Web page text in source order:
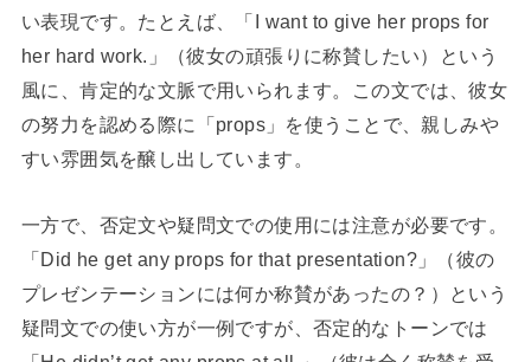
い表現です。たとえば、「I want to give her props for
her hard work.」（彼女の頑張りに称賛したい）という
風に、肯定的な文脈で用いられます。この文では、彼女
の努力を認める際に「props」を使うことで、親しみや
すい雰囲気を醸し出しています。
一方で、否定文や疑問文での使用には注意が必要です。
「Did he get any props for that presentation?」（彼の
プレゼンテーションには何か称賛があったの？）という
疑問文での使い方が一例ですが、否定的なトーンでは